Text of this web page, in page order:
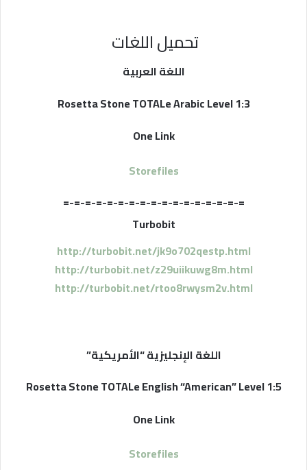
تحميل اللغات
اللغة العربية
Rosetta Stone TOTALe Arabic Level 1:3
One Link
Storefiles
=-=-=-=-=-=-=-=-=-=-=-=-=-=-=-=-=
Turbobit
http://turbobit.net/jk9o702qestp.html
http://turbobit.net/z29uiikuwg8m.html
http://turbobit.net/rtoo8rwysm2v.html
اللغة الإنجليزية “الأمريكية”
Rosetta Stone TOTALe English “American” Level 1:5
One Link
Storefiles